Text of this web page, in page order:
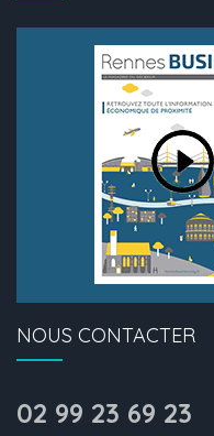
NOUS CONTACTER
02 99 23 69 23